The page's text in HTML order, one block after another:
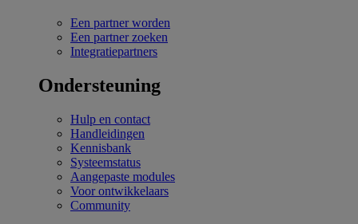
Een partner worden
Een partner zoeken
Integratiepartners
Ondersteuning
Hulp en contact
Handleidingen
Kennisbank
Systeemstatus
Aangepaste modules
Voor ontwikkelaars
Community